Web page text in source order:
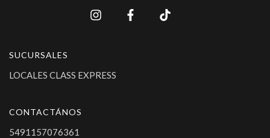
SUCURSALES
LOCALES CLASS EXPRESS
CONTACTÁNOS
5491157076361